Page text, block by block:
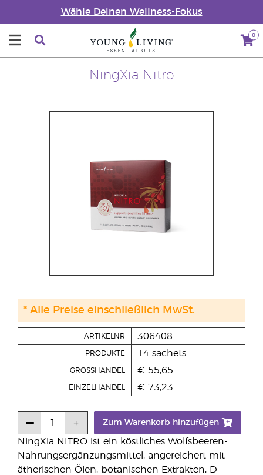
Wähle Deinen Wellness-Fokus
0
NingXia Nitro
NingXia NITRO ist ein köstliches Wolfsbeeren-
Nahrungsergänzungsmittel, angereichert mit
ätherischen Ölen, botanischen Extrakten, D-
ARTIKELNR 306408
PRODUKTE 14 sachets
GROSSHANDEL € 55,65
EINZELHANDEL € 73,23
Zum Warenkorb hinzufügen
* Alle Preise einschließlich MwSt.